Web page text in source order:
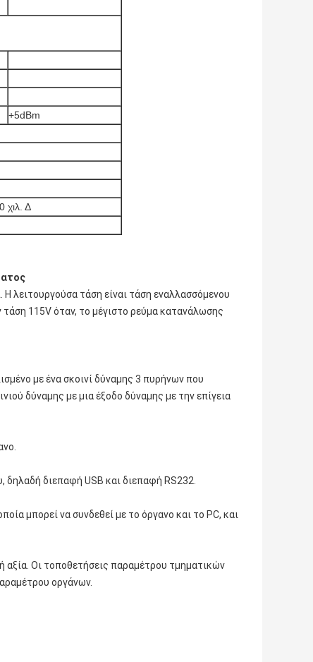
+5dBm
χιλ. Δ
λειτουργούσα τάση είναι τάση εναλλασσόμενου
115V όταν, το μέγιστο ρεύμα κατανάλωσης
με ένα σκοινί δύναμης 3 πυρήνων που
δύναμης με μια έξοδο δύναμης με την επίγεια
δηλαδή διεπαφή USB και διεπαφή RS232.
μπορεί να συνδεθεί με το όργανο και το PC, και
αξία. Οι τοποθετήσεις παραμέτρου τμηματικών
οργάνων.